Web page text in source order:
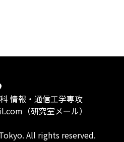
情報・通信工学専攻
（研究室メール）
All rights reserved.